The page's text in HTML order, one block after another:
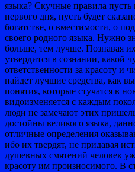
языка? Скучные правила пусть
первого дня, пусть будет
богатстве, о вместимости, о
своего родного языка. Нужно
больше, тем лучше. Познавая
утвердится в сознании, какой
ответственности за красоту и
найдет лучшие средства, как
понятия, которые стучатся в
видоизменяется с каждым
люди не замечают этих
достойны великого языка,
отличные определения
ибо их твердят, не придавая
душевных смятений человек
красоту им произносимого. В